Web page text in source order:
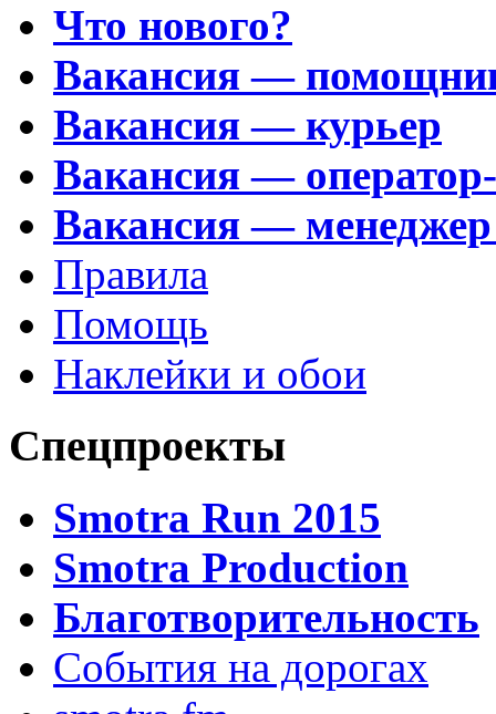
Что нового?
Вакансия —
Вакансия — курьер
Вакансия —
Вакансия —
Правила
Помощь
Наклейки и обои
Спецпроекты
Smotra Run 2015
Smotra Production
Благотворительность
События на дорогах